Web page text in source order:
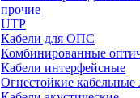
прочие
UTP
Кабели для ОПС
Комбинированные
Кабели интерфейсные
Огнестойкие